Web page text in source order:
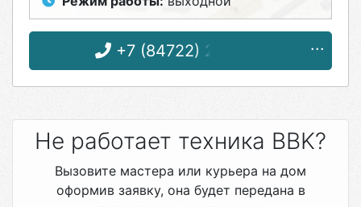
+7 (84722) 2-83-15
Не работает техника BBK?
Вызовите мастера или курьера на дом
оформив заявку, она будет передана в